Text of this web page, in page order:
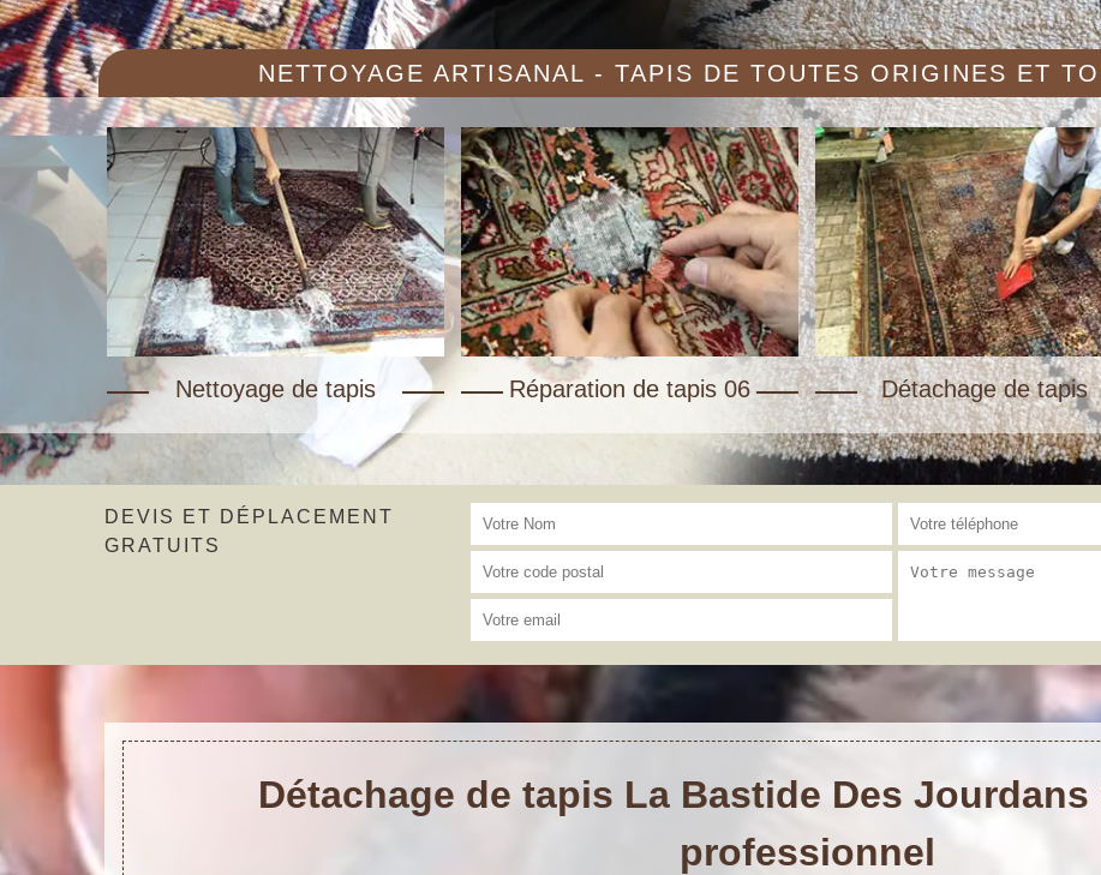
NETTOYAGE ARTISANAL - TAPIS DE TOUTES ORIGINES ET
Nettoyage de tapis Réparation de tapis 06 Détachage de tapis
DEVIS ET DÉPLACEMENT
GRATUITS
Détachage de tapis La Bastide Des Jourdans
professionnel